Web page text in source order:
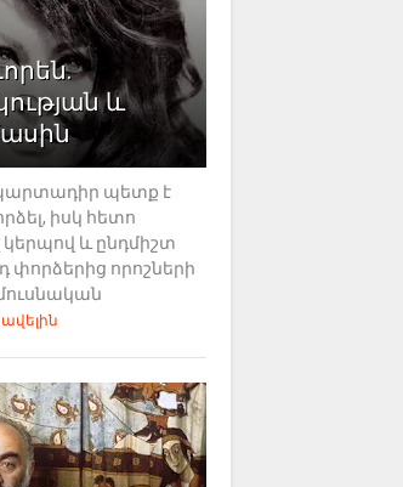
և
պետք է
իսկ հետո
և ընդմիշտ
փորձերից որոշների